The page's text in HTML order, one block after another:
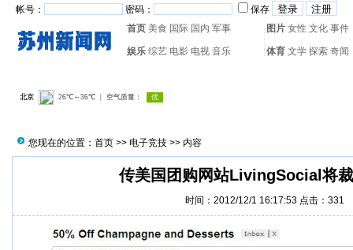
帐号： 密码：
保存
首页 美食 国际 国内 军事 图片 女性 文化 事件
娱乐 综艺 电影 电视 音乐 体育 文学 探索 奇闻
您现在的位置： 首页 >> 电子竞技 >> 内容
传美国团购网站LivingSocial将
时间：2012/12/1 16:17:53 点击： 331